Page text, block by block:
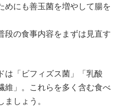
めにも善玉菌を増やして腸を
段の食事内容をまずは見直す
は「ビフィズス菌」「乳酸
維」。これらを多く含む食べ
しょう。